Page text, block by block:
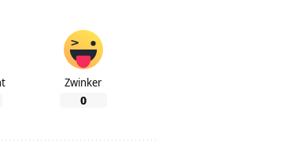
Zwinker
0